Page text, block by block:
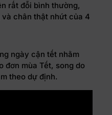
rất đỗi bình thường,
chân thật nhứt của 4
ngày cận tết nhằm
đơn mùa Tết, song do
theo dự định.